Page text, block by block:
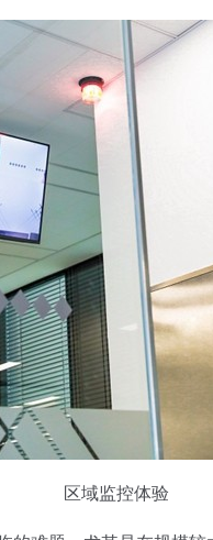
区域监控体验